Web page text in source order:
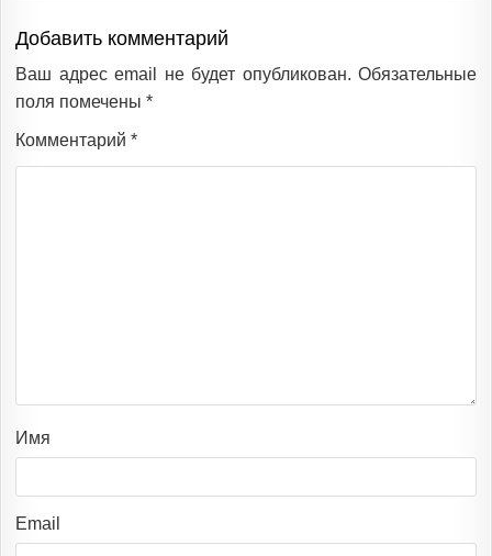
Добавить комментарий
Ваш адрес email не будет опубликован. Обязательные
поля помечены *
Комментарий *
Имя
Email